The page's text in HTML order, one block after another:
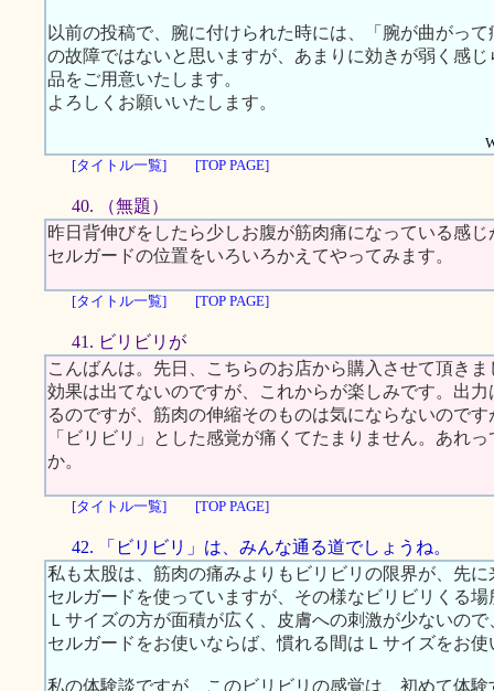
以前の投稿で、腕に付けられた時には、「腕が曲がっ
の故障ではないと思いますが、あまりに効きが弱く感
品をご用意いたします。
よろしくお願いいたします。
[タイトル一覧]
[TOP PAGE]
40. （無題）
昨日背伸びをしたら少しお腹が筋肉痛になっている感
セルガードの位置をいろいろかえてやってみます。
[タイトル一覧] [TOP PAGE]
41. ビリビリが
こんばんは。先日、こちらのお店から購入させて頂き
効果は出てないのですが、これからが楽しみです。出
るのですが、筋肉の伸縮そのものは気にならないので
「ビリビリ」とした感覚が痛くてたまりません。あれ
か。
[タイトル一覧] [TOP PAGE]
42. 「ビリビリ」は、みんな通る道でしょうね。
私も太股は、筋肉の痛みよりもビリビリの限界が、先
セルガードを使っていますが、その様なビリビリくる
Ｌサイズの方が面積が広く、皮膚への刺激が少ないの
セルガードをお使いならば、慣れる間はＬサイズをお
私の体験談ですが、このビリビリの感覚は、初めて体